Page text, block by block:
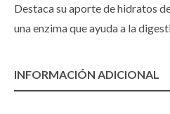
Destaca su aporte de hidratos
una enzima que ayuda a la
INFORMACIÓN ADICIONAL